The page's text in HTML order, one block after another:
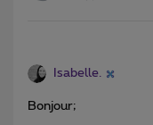
Isabelle.
Bonjour;